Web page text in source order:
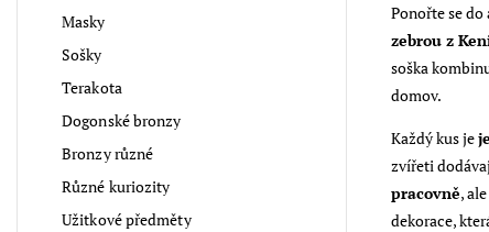
Masky
Sošky
Terakota
Dogonské bronzy
Bronzy různé
Různé kuriozity
Užitkové předměty
Ponořte se
zebrou z
soška
domov.
Každý kus je
zvířeti
pracovně,
dekorace,